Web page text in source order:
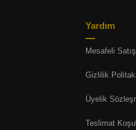
Yardım
Mesafeli
Gizlilik
Üyelik
Teslimat